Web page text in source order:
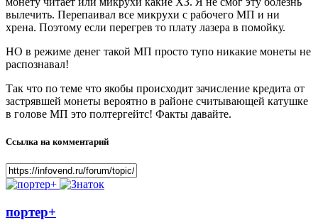
вылечить. Перепаивал все микрухи с рабочего МП и ни
хрена. Поэтому если перегрев то плату лазера в помойку.
НО в режиме денег такой МП просто тупо никакие монеты не
распознавал!
Так что по теме что якобы происходит зачисление кредита от
застрявшей монеты вероятно в районе считывающей катушке
в голове МП это полтергейтс! Факты давайте.
Ссылка на комментарий
портер+